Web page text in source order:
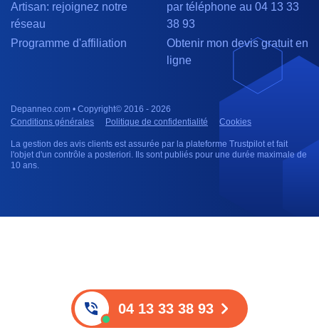
Artisan: rejoignez notre
réseau
Programme d'affiliation
par téléphone au 04 13 33
38 93
Obtenir mon devis gratuit en
ligne
Depanneo.com • Copyright© 2016 - 2026
Conditions générales
Politique de confidentialité Cookies
La gestion des avis clients est assurée par la plateforme Trustpilot et fait
l'objet d'un contrôle a posteriori. Ils sont publiés pour une durée maximale de
10 ans.
04 13 33 38 93